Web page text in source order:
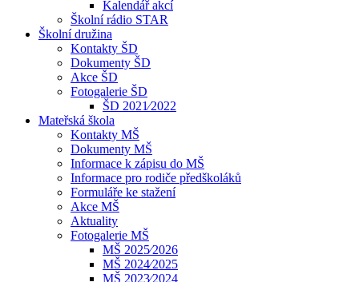
Kalendář akcí
Školní rádio STAR
Školní družina
Kontakty ŠD
Dokumenty ŠD
Akce ŠD
Fotogalerie ŠD
ŠD 2021⁄2022
Mateřská škola
Kontakty MŠ
Dokumenty MŠ
Informace k zápisu do MŠ
Informace pro rodiče předškoláků
Formuláře ke stažení
Akce MŠ
Aktuality
Fotogalerie MŠ
MŠ 2025⁄2026
MŠ 2024⁄2025
MŠ 2023⁄2024